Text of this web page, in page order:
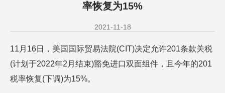
率恢复为15%
2021-11-18
11月16日，美国国际贸易法院(CIT)决定允许201条款关税
(计划于2022年2月结束)豁免进口双面组件，且今年的201
税率恢复(下调)为15%。